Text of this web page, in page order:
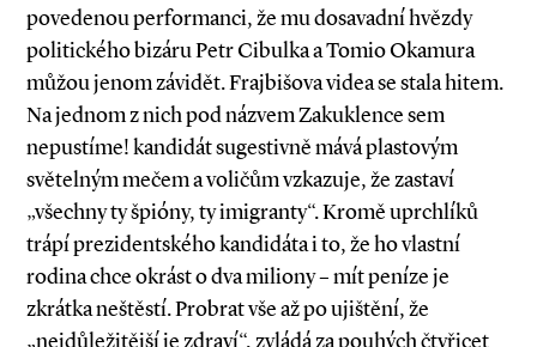
povedenou performanci, že mu dosavadní hvězdy
politického bizáru Petr Cibulka a Tomio Okamura
můžou jenom závidět. Frajbišova videa se stala hitem.
Na jednom z nich pod názvem Zakuklence sem
nepustíme! kandidát sugestivně mává plastovým
světelným mečem a voličům vzkazuje, že zastaví
„všechny ty špióny, ty imigranty“. Kromě uprchlíků
trápí prezidentského kandidáta i to, že ho vlastní
rodina chce okrást o dva miliony – mít peníze je
zkrátka neštěstí. Probrat vše až po ujištění, že
„nejdůležitější je zdraví“, zvládá za pouhých čtyřicet